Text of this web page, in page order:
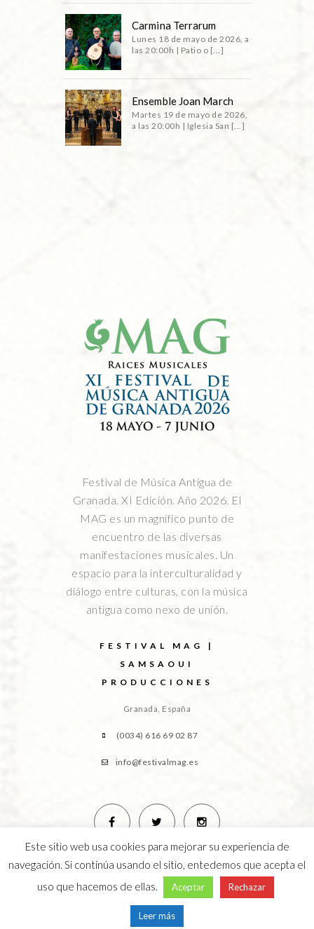
Carmina Terrarum
Lunes 18 de mayo de 2026, a
las 20:00h | Patio o [...]
Ensemble Joan March
Martes 19 de mayo de 2026,
a las 20:00h | Iglesia San [...]
Festival de Música Antigua de
Granada. XI Edición. Año 2026. El
MAG es un magnífico punto de
encuentro de las diversas
manifestaciones musicales. Un
espacio para la interculturalidad y
diálogo entre culturas, con la música
antigua como nexo de unión.
FESTIVAL MAG |
SAMSAOUI
PRODUCCIONES
Granada, España
(0034) 616 69 02 87
info@festivalmag.es
Este sitio web usa cookies para mejorar su experiencia de
navegación. Si continúa usando el sitio, entedemos que acepta el
uso que hacemos de ellas.
Aceptar Rechazar
Leer más